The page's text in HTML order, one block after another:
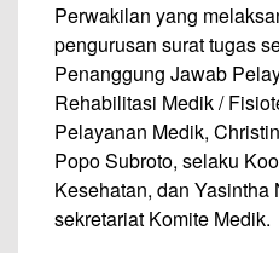
Perwakilan yang
pengurusan surat tugas
Penanggung Jawab
Rehabilitasi Medik /
Pelayanan Medik,
Popo Subroto, selaku
Kesehatan, dan Yasintha
sekretariat Komite Medik.